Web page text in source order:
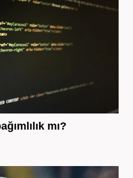
mı?